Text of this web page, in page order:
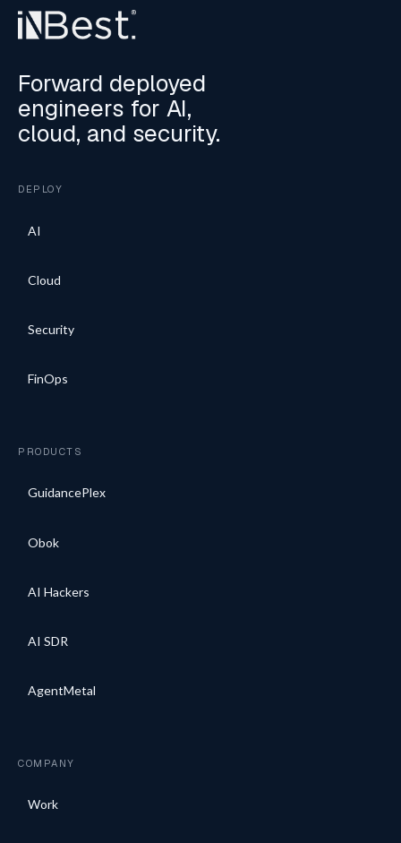
Forward deployed
engineers for AI,
cloud, and security.
DEPLOY
AI
Cloud
Security
FinOps
PRODUCTS
GuidancePlex
Obok
AI Hackers
AI SDR
AgentMetal
COMPANY
Work